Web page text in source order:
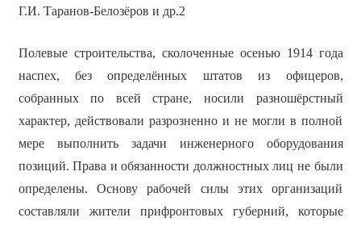
Г.И. Таранов-Белозёров и др.2
Полевые строительства, сколоченные осенью 1914 года
наспех, без определённых штатов из офицеров,
собранных по всей стране, носили разношёрстный
характер, действовали разрозненно и не могли в полной
мере выполнить задачи инженерного оборудования
позиций. Права и обязанности должностных лиц не были
определены. Основу рабочей силы этих организаций
составляли жители прифронтовых губерний, которые